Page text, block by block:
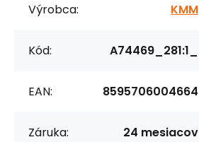
Výrobca: KMM
Kód: A74469_281:1_
EAN: 8595706004664
Záruka: 24 mesiacov